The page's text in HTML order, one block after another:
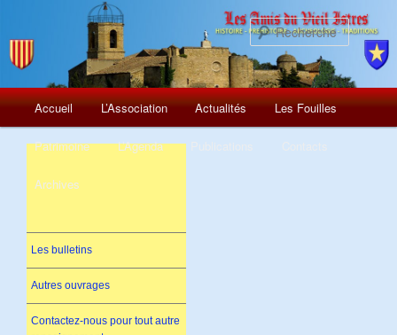
Menu
principal
Aller
au
Accueil L’Association Actualités Les Fouilles
Patrimoine L’Agenda
Archives
Les bulletins
Autres ouvrages
Contactez-nous pour tout autre